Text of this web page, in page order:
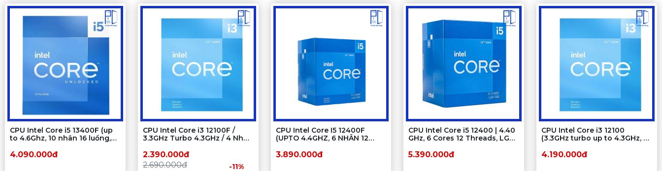
CPU Intel Core i5 13400F (up
to 4.6Ghz, 10 nhân 16 luồng,
Intel LGA 1700/Raptor Lake)
4.090.000đ
CPU Intel Core i3 12100F /
3.3GHz Turbo 4.3GHz / 4 Nhân
2.390.000đ
2.690.000đ
-11%
CPU Intel Core I5 12400F
(UPTO 4.4GHZ, 6 NHÂN 12
3.890.000đ
CPU Intel Core i5 12400 | 4.40
GHz, 6 Cores 12 Threads, LGA
5.390.000đ
CPU Intel Core i3 12100
(3.3GHz turbo up to 4.3GHz, 4
58W)- Socket Intel LGA 1700)
4.190.000đ